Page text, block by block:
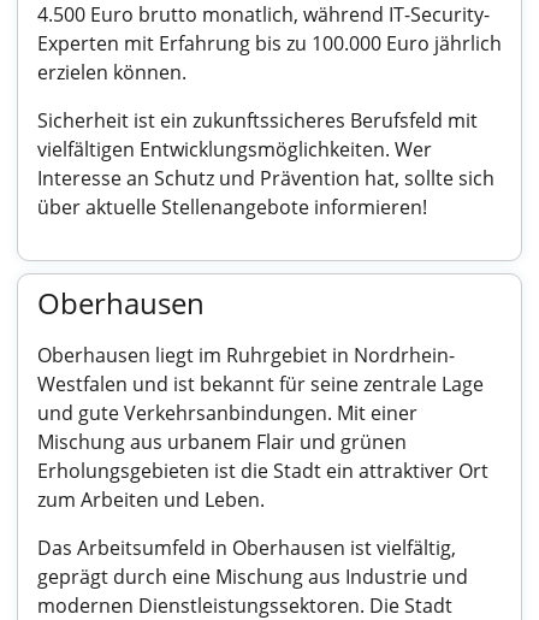
4.500 Euro brutto monatlich, während IT-Security-
Experten mit Erfahrung bis zu 100.000 Euro jährlich
erzielen können.
Sicherheit ist ein zukunftssicheres Berufsfeld mit
vielfältigen Entwicklungsmöglichkeiten. Wer
Interesse an Schutz und Prävention hat, sollte sich
über aktuelle Stellenangebote informieren!
Oberhausen
Oberhausen liegt im Ruhrgebiet in Nordrhein-
Westfalen und ist bekannt für seine zentrale Lage
und gute Verkehrsanbindungen. Mit einer
Mischung aus urbanem Flair und grünen
Erholungsgebieten ist die Stadt ein attraktiver Ort
zum Arbeiten und Leben.
Das Arbeitsumfeld in Oberhausen ist vielfältig,
geprägt durch eine Mischung aus Industrie und
modernen Dienstleistungssektoren. Die Stadt